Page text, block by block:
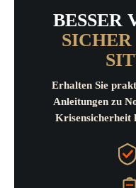
BESSER
Erhalten Sie
Anleitungen zu
Krisensicherheit